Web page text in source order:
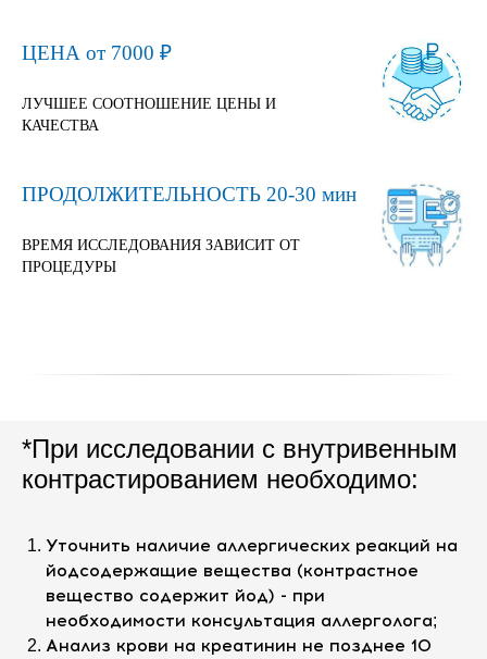
ЦЕНА от 7000 ₽
ЛУЧШЕЕ СООТНОШЕНИЕ ЦЕНЫ И
КАЧЕСТВА
ПРОДОЛЖИТЕЛЬНОСТЬ 20-30 мин
ВРЕМЯ ИССЛЕДОВАНИЯ ЗАВИСИТ ОТ
ПРОЦЕДУРЫ
*При исследовании с внутривенным
контрастированием необходимо:
Уточнить наличие аллергических реакций на
йодсодержащие вещества (контрастное
вещество содержит йод) - при
необходимости консультация аллерголога;
Анализ крови на креатинин не позднее 10